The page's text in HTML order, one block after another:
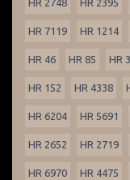
HR 2748 HR 2395
HR 7119 HR 1214
HR 46 HR 85 HR
HR 152 HR 4338
HR 6204 HR 5691
HR 2652 HR 2719
HR 6970 HR 4475